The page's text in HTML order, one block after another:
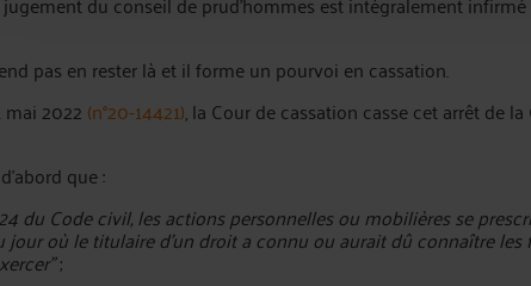
pas en rester là et il forme un pourvoi en cassation.
mai 2022 (n°20-14421), la Cour de cassation casse cet arrêt de
que :
du Code civil, les actions personnelles ou mobilières se
jour où le titulaire d'un droit a connu ou aurait dû connaître les
;